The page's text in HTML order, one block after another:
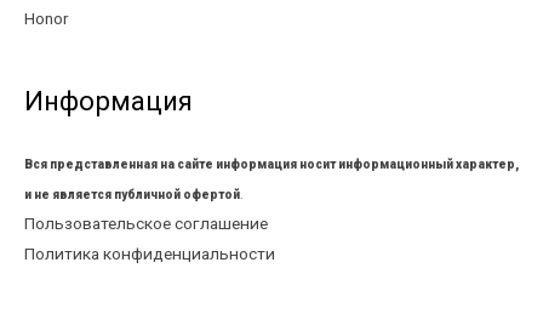
Honor
Информация
Вся представленная на сайте информация носит информационный характер,
и не является публичной офертой
Пользовательское соглашение
Политика конфиденциальности